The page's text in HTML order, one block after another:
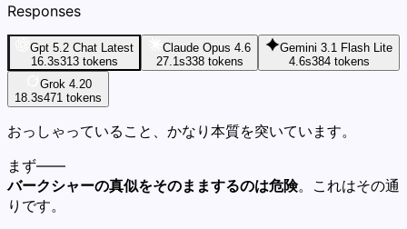
Responses
Gpt 5.2 Chat Latest
16.3s313 tokens
Claude Opus 4.6
27.1s338tokens
Gemini 3.1 Flash Lite
4.6s384tokens
Grok 4.20
18.3s471 tokens
おっしゃっていること、かなり本質を突いています。
まず――
バークシャーの真似をそのままするのは危険。これはその通
りです。